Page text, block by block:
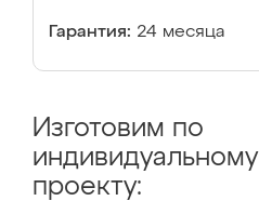
Гарантия: 24 месяца
Изготовим по
индивидуальному
проекту: